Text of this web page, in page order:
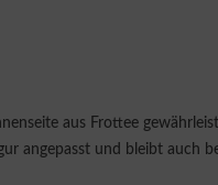
aus Frottee
angepasst und bleibt auch